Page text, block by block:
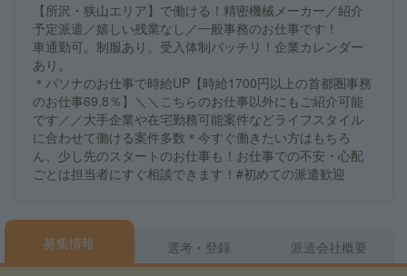
【所沢・狭山エリア】で働ける！精密機械メーカー／紹介
予定派遣／嬉しい残業なし／一般事務のお仕事です！
車通勤可。制服あり。受入体制バッチリ！企業カレンダー
あり。
＊パソナのお仕事で時給UP【時給1700円以上の首都圏事務
のお仕事69.8％】＼＼こちらのお仕事以外にもご紹介可能
です／／大手企業や在宅勤務可能案件などライフスタイル
に合わせて働ける案件多数＊今すぐ働きたい方はもちろ
ん、少し先のスタートのお仕事も！お仕事での不安・心配
ごとは担当者にすぐ相談できます！#初めての派遣歓迎
募集情報 選考・登録 派遣会社概要